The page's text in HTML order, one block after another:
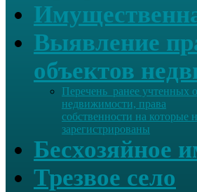
Выявление
объектов
Перечень ранее учтенных
недвижимости, права
собственности на которые
зарегистрированы
Бесхозяйное
Трезвое село